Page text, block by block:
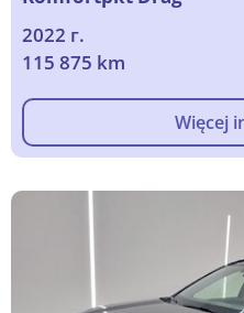
2022 г.
115 875 km
Więcej